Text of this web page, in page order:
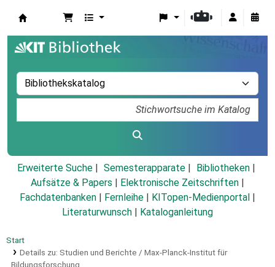
Erweiterte Suche Semesterapparate
Bibliotheken
Aufsätze & Papers
Elektronische Zeitschriften
Fachdatenbanken
Fernleihe KITopen-Medienportal
Literaturwunsch
Kataloganleitung
Start
Details zu: Studien und Berichte / Max-Planck-Institut für
Bildungsforschung